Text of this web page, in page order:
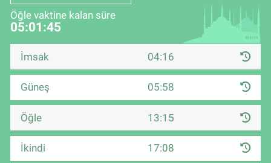
Öğle vaktine kalan süre
05:01:45
İmsak 04:16
Güneş 05:58
Öğle 13:15
İkindi 17:08